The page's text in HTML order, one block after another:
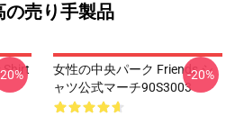
の売り手製品
Shirt
女性の中央パーク Friends シ
ャツ公式マーチ90S3003
-20%